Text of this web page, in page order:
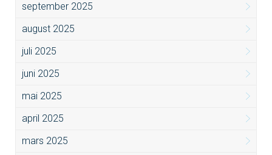
september 2025
august 2025
juli 2025
juni 2025
mai 2025
april 2025
mars 2025